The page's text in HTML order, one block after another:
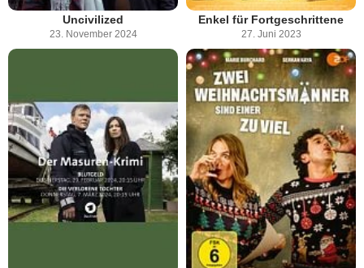
Uncivilized
23. November 2024
Enkel für Fortgeschrittene
27. Juni 2023